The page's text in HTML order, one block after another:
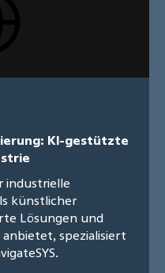
KI-gestützte
industrielle
künstlicher
Lösungen und
spezialisiert